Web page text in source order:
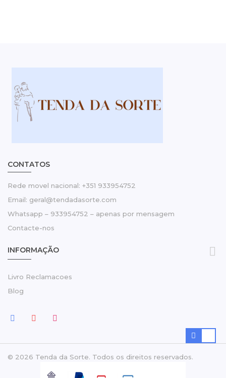
CONTATOS
Rede movel nacional: +351 933954752
Email: geral@tendadasorte.com
Whatsapp – 933954752 – apenas por mensagem
Contacte-nos
INFORMAÇÃO 
Livro Reclamacoes
Blog
© 2026 Tenda da Sorte. Todos os direitos reservados.